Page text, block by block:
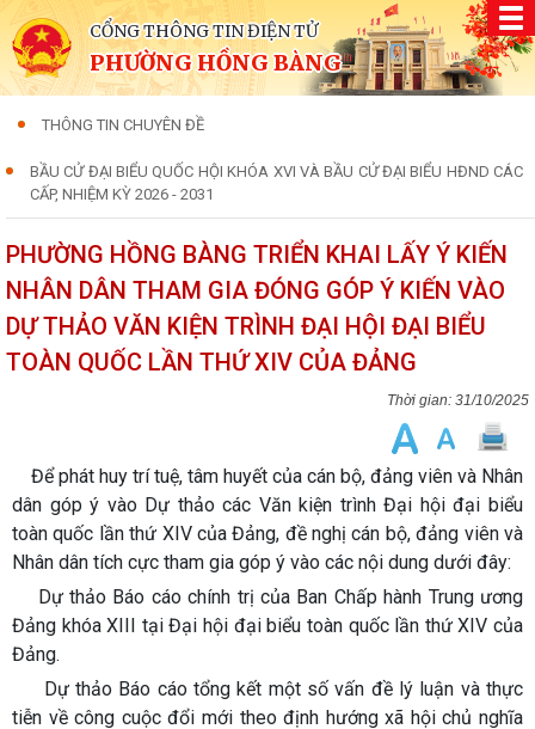
CỔNG THÔNG TIN ĐIỆN TỬ
PHƯỜNG HỒNG BÀNG
THÔNG TIN CHUYÊN ĐỀ
BẦU CỬ ĐẠI BIỂU QUỐC HỘI KHÓA XVI VÀ BẦU CỬ ĐẠI BIỂU HĐND CÁC
CẤP, NHIỆM KỲ 2026 - 2031
PHƯỜNG HỒNG BÀNG TRIỂN KHAI LẤY Ý KIẾN
NHÂN DÂN THAM GIA ĐÓNG GÓP Ý KIẾN VÀO
DỰ THẢO VĂN KIỆN TRÌNH ĐẠI HỘI ĐẠI BIỂU
TOÀN QUỐC LẦN THỨ XIV CỦA ĐẢNG
31/10/2025
Để phát huy trí tuệ, tâm huyết của cán bộ, đảng viên và Nhân
dân góp ý vào Dự thảo các Văn kiện trình Đại hội đại biểu
toàn quốc lần thứ XIV của Đảng, đề nghị cán bộ, đảng viên và
Nhân dân tích cực tham gia góp ý vào các nội dung dưới đây:
Dự thảo Báo cáo chính trị của Ban Chấp hành Trung ương
Đảng khóa XIII tại Đại hội đại biểu toàn quốc lần thứ XIV của
Đảng.
Dự thảo Báo cáo tổng kết một số vấn đề lý luận và thực
tiễn về công cuộc đổi mới theo định hướng xã hội chủ nghĩa